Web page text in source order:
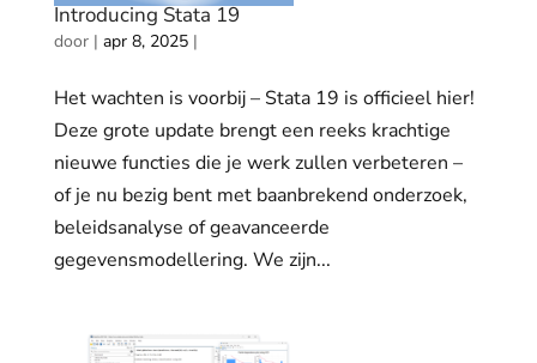
Introducing Stata 19
door | apr 8, 2025|
Het wachten is voorbij – Stata 19 is officieel hier!
Deze grote update brengt een reeks krachtige
nieuwe functies die je werk zullen verbeteren –
of je nu bezig bent met baanbrekend onderzoek,
beleidsanalyse of geavanceerde
gegevensmodellering. We zijn...